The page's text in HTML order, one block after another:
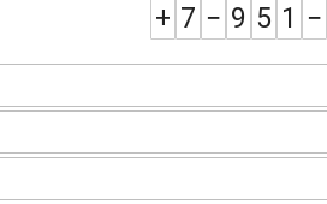
+ 7 − 9 5 1 −